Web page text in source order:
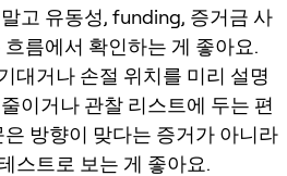
고 유동성, funding, 증거금 사
름에서 확인하는 게 좋아요.
대거나 손절 위치를 미리 설명
이거나 관찰 리스트에 두는 편
방향이 맞다는 증거가 아니라
스트로 보는 게 좋아요.